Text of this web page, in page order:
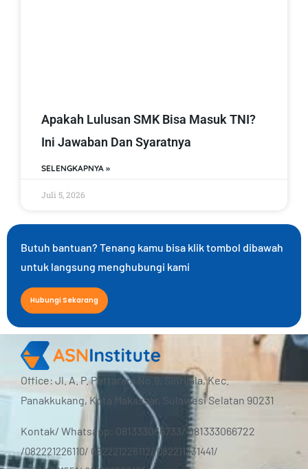
Apakah Lulusan SMK Bisa Masuk TNI?
Ini Jawaban Dan Syaratnya
SELENGKAPNYA »
Juli 5, 2026
Butuh bantuan? Tenang kamu bisa klik tombol dibawah
untuk langsung menghubungi kami
Hubungi Sekarang
Office: Jl. A. P. Pettarani No.9, Sinrijala, Kec.
Panakkukang, Kota Makassar, Sulawesi Selatan 90231
Kontak/ Whatsapp: 081333066733/ 081333066722
/082221226110/ 082221226112/ 082211331441/